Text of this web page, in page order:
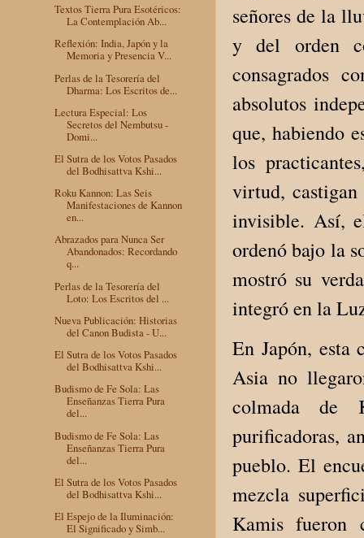
señores de la
y del orden
consagrados
absolutos
que, habiendo
los
virtud,
invisible. Así,
ordenó bajo la
mostró su
integró en la
En Japón, esta
Asia no
colmada de
purificadoras,
pueblo. El
mezcla
Kamis fueron
Textos Tierra Pura Esotéricos:
La Contemplación Ab...
Reflexión: India, Japón y la
Memoria y Presencia V...
Perlas de la Tesorería del
Dharma: Los Escritos de...
Lectura Especial: Los
Secretos del Nembutsu -
Domi...
El Sutra de los Votos Pasados
del Bodhisattva Kshi...
Roku Kannon: Las Seis
Manifestaciones de Kannon
en...
Abrazados para Nunca Ser
Abandonados: Recordando
q...
Perlas de la Tesorería del
Loto: Los Escritos del ...
Nueva Publicación: Historias
del Canon Budista - U...
El Sutra de los Votos Pasados
del Bodhisattva Kshi...
Budismo de Fe Sola: Las
Enseñanzas Tierra Pura
del...
Budismo de Fe Sola: Las
Enseñanzas Tierra Pura
del...
El Sutra de los Votos Pasados
del Bodhisattva Kshi...
El Espejo de la Iluminación:
El Significado y Simb...